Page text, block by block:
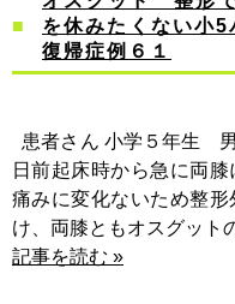
を休みたくない小
復帰症例６１
患者さん 小学５年生
日前起床時から急に両
痛みに変化ないため整
け、両膝ともオスグット
記事を読む »